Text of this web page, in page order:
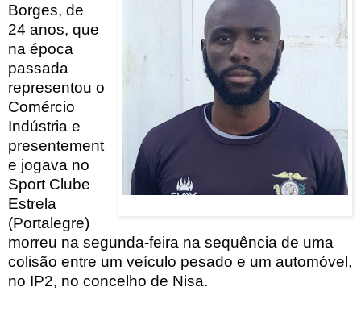
Borges, de
24 anos, que
na época
passada
representou o
Comércio
Indústria e
presentement
e jogava no
Sport Clube
Estrela
(Portalegre)
morreu na segunda-feira na sequência de uma
colisão entre um veículo pesado e um automóvel,
no IP2, no concelho de Nisa.